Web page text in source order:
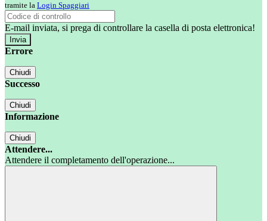
tramite la Login Spaggiari
E-mail inviata, si prega di controllare la casella di posta elettronica!
Errore
Chiudi
Successo
Chiudi
Informazione
Chiudi
Attendere...
Attendere il completamento dell'operazione...